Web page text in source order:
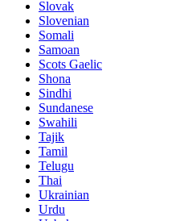
Slovak
Slovenian
Somali
Samoan
Scots Gaelic
Shona
Sindhi
Sundanese
Swahili
Tajik
Tamil
Telugu
Thai
Ukrainian
Urdu